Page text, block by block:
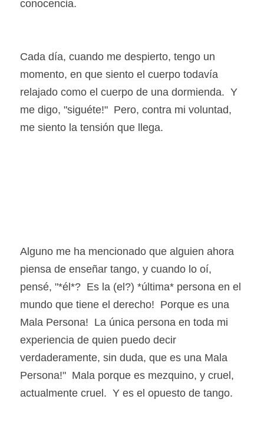
conocencia.
Cada día, cuando me despierto, tengo un
momento, en que siento el cuerpo todavía
relajado como el cuerpo de una dormienda.  Y
me digo, "siguéte!"  Pero, contra mi voluntad,
me siento la tensión que llega.
Alguno me ha mencionado que alguien ahora
piensa de enseñar tango, y cuando lo oí,
pensé, "*él*?  Es la (el?) *última* persona en el
mundo que tiene el derecho!  Porque es una
Mala Persona!  La única persona en toda mi
experiencia de quien puedo decir
verdaderamente, sin duda, que es una Mala
Persona!"  Mala porque es mezquino, y cruel,
actualmente cruel.  Y es el opuesto de tango.